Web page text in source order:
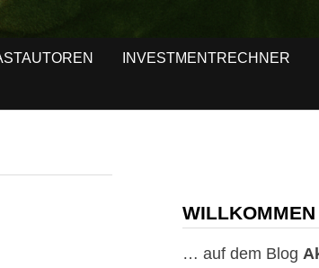
INVESTMENTRECHNER
WILLKOMMEN
… auf dem Blog